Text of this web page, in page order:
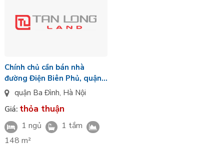
Chính chủ cần bán nhà
đường Điện Biên Phủ, quận
ba Đình, Hà Nội
quận Ba Đình, Hà Nội
Giá: thỏa thuận
1 ngủ
1 tắm
148 m²